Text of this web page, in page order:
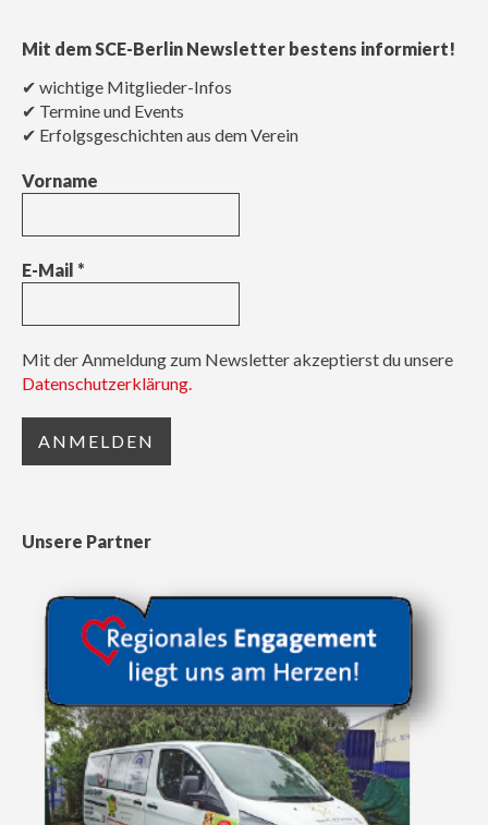
Mit dem SCE-Berlin Newsletter bestens informiert!
✔ wichtige Mitglieder-Infos
✔ Termine und Events
✔ Erfolgsgeschichten aus dem Verein
Vorname
E-Mail *
Mit der Anmeldung zum Newsletter akzeptierst du unsere
Datenschutzerklärung.
Unsere Partner